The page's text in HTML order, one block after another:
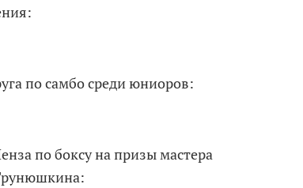
по самбо среди юниоров:
по боксу на призы мастера